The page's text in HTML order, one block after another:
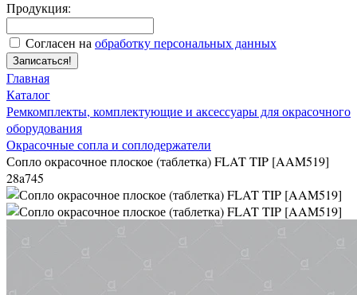
Продукция:
Согласен на обработку персональных данных
Записаться!
Главная
Каталог
Ремкомплекты, комплектующие и аксессуары для окрасочного
оборудования
Окрасочные сопла и соплодержатели
Сопло окрасочное плоское (таблетка) FLAT TIP [AAM519]
28a745